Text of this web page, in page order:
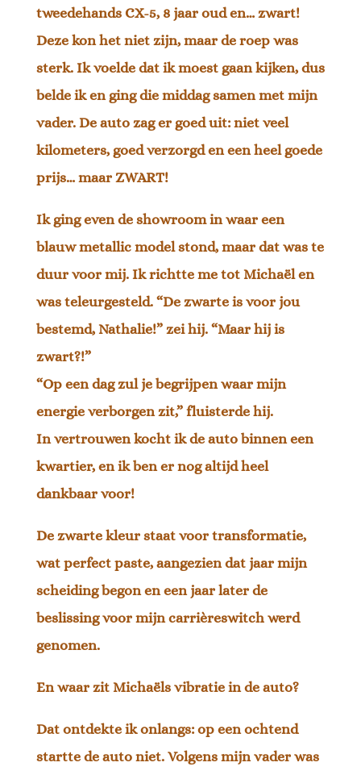
tweedehands CX-5, 8 jaar oud en… zwart!
Deze kon het niet zijn, maar de roep was
sterk. Ik voelde dat ik moest gaan kijken, dus
belde ik en ging die middag samen met mijn
vader. De auto zag er goed uit: niet veel
kilometers, goed verzorgd en een heel goede
prijs… maar ZWART!
Ik ging even de showroom in waar een
blauw metallic model stond, maar dat was te
duur voor mij. Ik richtte me tot Michaël en
was teleurgesteld. “De zwarte is voor jou
bestemd, Nathalie!” zei hij. “Maar hij is
zwart?!”
“Op een dag zul je begrijpen waar mijn
energie verborgen zit,” fluisterde hij.
In vertrouwen kocht ik de auto binnen een
kwartier, en ik ben er nog altijd heel
dankbaar voor!
De zwarte kleur staat voor transformatie,
wat perfect paste, aangezien dat jaar mijn
scheiding begon en een jaar later de
beslissing voor mijn carrièreswitch werd
genomen.
En waar zit Michaëls vibratie in de auto?
Dat ontdekte ik onlangs: op een ochtend
startte de auto niet. Volgens mijn vader was